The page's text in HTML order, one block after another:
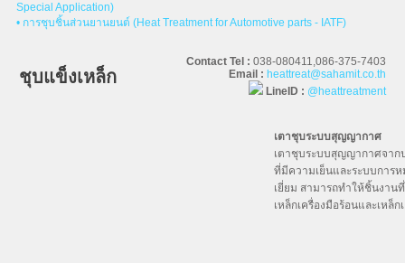
Special Application)
• การชุบชิ้นส่วนยานยนต์ (Heat Treatment for Automotive parts - IATF)
ชุบแข็งเหล็ก
Contact Tel : 038-080411,086-375-7403
Email : heattreat@sahamit.co.th
LineID : @heattreatment
เตาชุบระบบสุญญากาศ
เตาชุบระบบสุญญากาศจาก
ที่มีความเย็นและระบบการ
เยี่ยม สามารถทำให้ชิ้นงา
เหล็กเครื่องมือร้อนและเหล็